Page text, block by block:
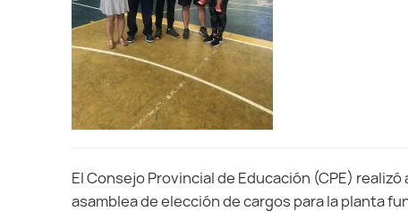
El Consejo Provincial de Educación (CPE)
asamblea de elección de cargos para la planta